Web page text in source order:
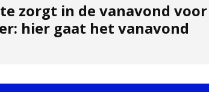
zorgt in de vanavond voor
hier gaat het vanavond